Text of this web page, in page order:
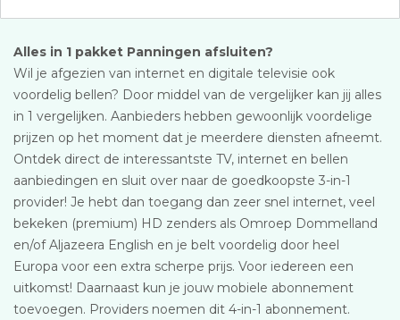
Alles in 1 pakket Panningen afsluiten?
Wil je afgezien van internet en digitale televisie ook
voordelig bellen? Door middel van de vergelijker kan jij alles
in 1 vergelijken. Aanbieders hebben gewoonlijk voordelige
prijzen op het moment dat je meerdere diensten afneemt.
Ontdek direct de interessantste TV, internet en bellen
aanbiedingen en sluit over naar de goedkoopste 3-in-1
provider! Je hebt dan toegang dan zeer snel internet, veel
bekeken (premium) HD zenders als Omroep Dommelland
en/of Aljazeera English en je belt voordelig door heel
Europa voor een extra scherpe prijs. Voor iedereen een
uitkomst! Daarnaast kun je jouw mobiele abonnement
toevoegen. Providers noemen dit 4-in-1 abonnement.